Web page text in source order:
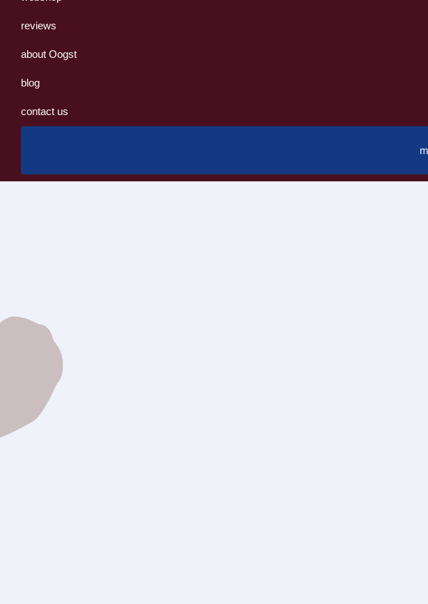
reviews
about Oogst
blog
contact us